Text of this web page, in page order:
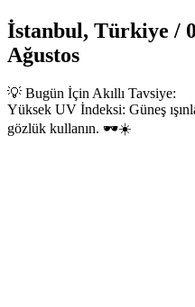
İstanbul, Türkiye /
Ağustos
💡 Bugün İçin Akıllı Tavsiye:
Yüksek UV İndeksi: Güneş
gözlük kullanın. 🕶️☀️